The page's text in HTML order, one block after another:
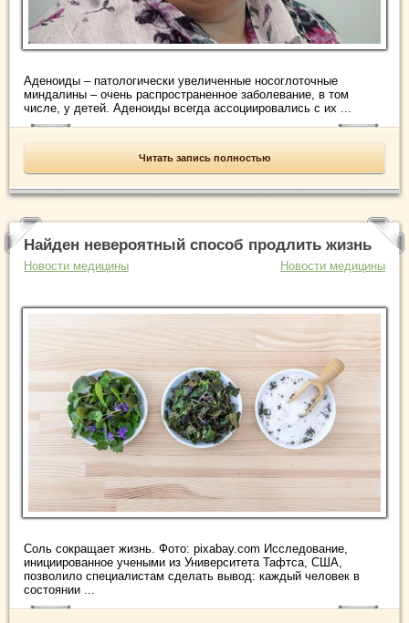
Аденоиды – патологически увеличенные носоглоточные
миндалины – очень распространенное заболевание, в том
числе, у детей. Аденоиды всегда ассоциировались с их ...
Читать запись полностью
Найден невероятный способ продлить жизнь
Новости медицины Новости медицины
Соль сокращает жизнь. Фото: pixabay.com Исследование,
инициированное учеными из Университета Тафтса, США,
позволило специалистам сделать вывод: каждый человек в
состоянии ...